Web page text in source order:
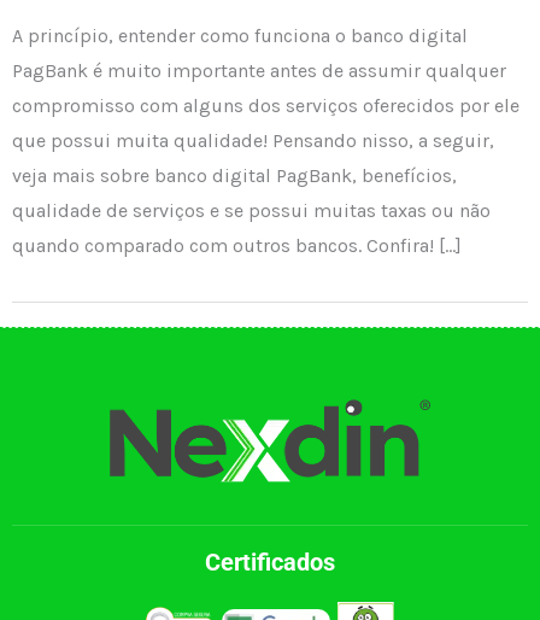
A princípio, entender como funciona o banco digital
PagBank é muito importante antes de assumir qualquer
compromisso com alguns dos serviços oferecidos por ele
que possui muita qualidade! Pensando nisso, a seguir,
veja mais sobre banco digital PagBank, benefícios,
qualidade de serviços e se possui muitas taxas ou não
quando comparado com outros bancos. Confira! […]
Certificados